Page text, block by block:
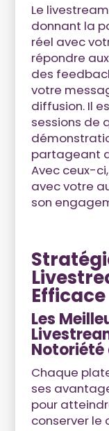
Le
donnant la
réel avec
répondre
des
votre
diffusion. Il
sessions de
partageant
Avec ceux-
avec votre
son
Efficace
Les
Notoriété
Chaque
ses
pour
conserver le